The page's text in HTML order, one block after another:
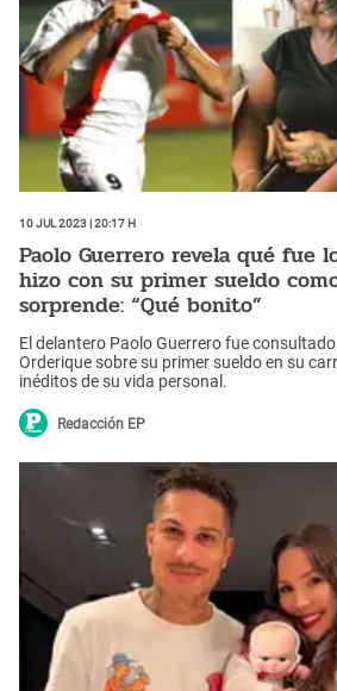
10 Jul 2023 | 20:17 h
Paolo Guerrero revela qué fue
hizo con su primer sueldo
sorprende: “Qué bonito”
El delantero Paolo Guerrero fue
Orderique sobre su primer sueldo en su
inéditos de su vida personal.
Redacción EP